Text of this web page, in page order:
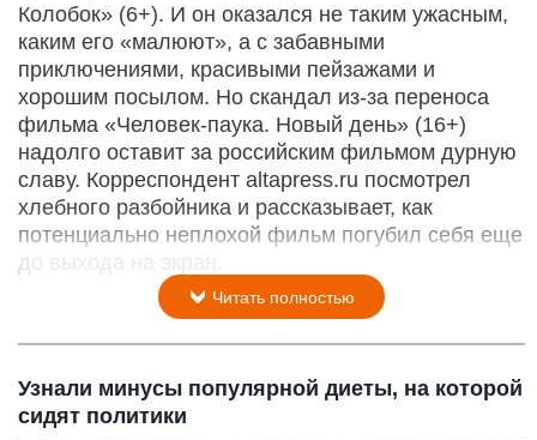
Колобок» (6+). И он оказался не таким ужасным,
каким его «малюют», а с забавными
приключениями, красивыми пейзажами и
хорошим посылом. Но скандал из-за переноса
фильма «Человек-паука. Новый день» (16+)
надолго оставит за российским фильмом дурную
славу. Корреспондент altapress.ru посмотрел
хлебного разбойника и рассказывает, как
потенциально неплохой фильм погубил себя еще
до выхода на экран.
Читать полностью
Узнали минусы популярной диеты, на которой
сидят политики